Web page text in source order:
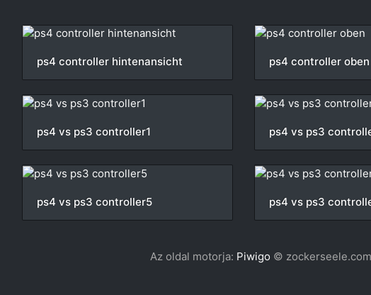
ps4 controller hintenansicht ps4 controller oben
ps4 vs ps3 controller1 ps4 vs ps3
ps4 vs ps3 controller5 ps4 vs ps3
Az oldal motorja: Piwigo ©